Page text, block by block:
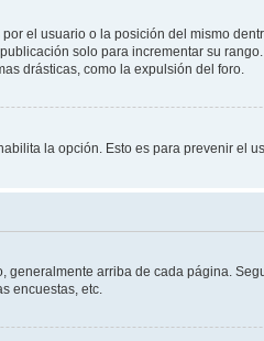
el usuario o la posición del mismo
solo para incrementar su
drásticas, como la expulsión del foro.
la opción. Esto es para prevenir el
arriba de cada página.
encuestas, etc.